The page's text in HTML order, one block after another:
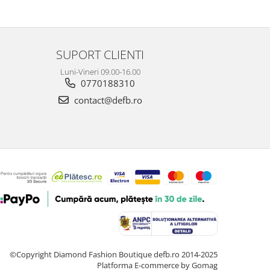
SUPORT CLIENTI
Luni-Vineri 09.00-16.00
0770188310
contact@defb.ro
©Copyright Diamond Fashion Boutique defb.ro 2014-2025
Platforma E-commerce by Gomag